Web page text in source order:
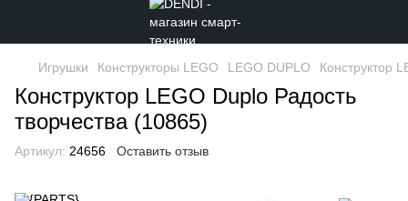
Игрушки Конструкторы LEGO LEGO DUPLO Конструктор
Конструктор LEGO Duplo Радость
творчества (10865)
Артикул: 24656 Оставить отзыв